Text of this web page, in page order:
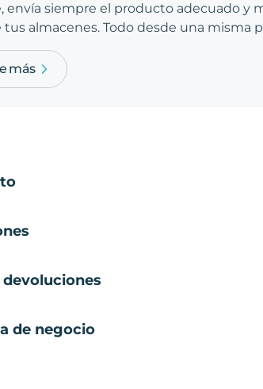
envía siempre el producto adecuado y
almacenes. Todo desde una misma
más
de negocio